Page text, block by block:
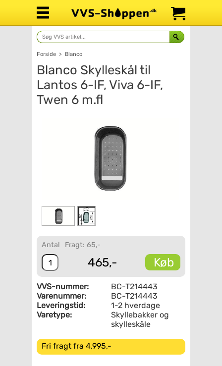
Forside > Blanco
Blanco Skylleskål til
Lantos 6-IF, Viva 6-IF,
Twen 6 m.fl
Antal Fragt: 65,-
465,- Køb
VVS-nummer:
BC-T214443
Varenummer:
BC-T214443
Leveringstid:
1-2 hverdage
Varetype:
Skyllebakker og
skylleskåle
Fri fragt fra 4.995,-